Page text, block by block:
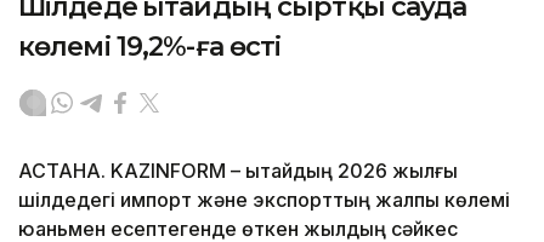
көлемі 19,2%-ға өсті
АСТАНА. KAZINFORM – Қытайдың 2026 жылғы
шілдедегі импорт және экспорттың жалпы көлемі
юаньмен есептегенде өткен жылдың сәйкес